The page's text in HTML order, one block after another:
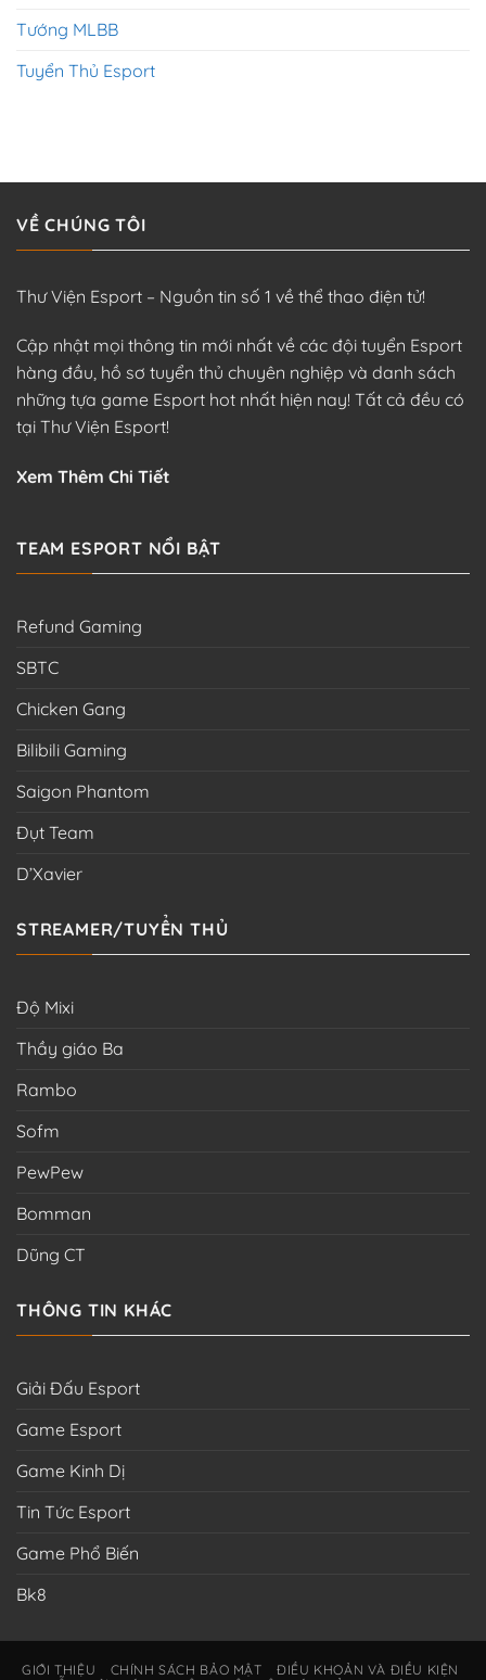
Tướng MLBB
Tuyển Thủ Esport
VỀ CHÚNG TÔI
Thư Viện Esport – Nguồn tin số 1 về thể thao điện tử!
Cập nhật mọi thông tin mới nhất về các đội tuyển Esport
hàng đầu, hồ sơ tuyển thủ chuyên nghiệp và danh sách
những tựa game Esport hot nhất hiện nay! Tất cả đều có
tại Thư Viện Esport!
Xem Thêm Chi Tiết
TEAM ESPORT NỔI BẬT
Refund Gaming
SBTC
Chicken Gang
Bilibili Gaming
Saigon Phantom
Đụt Team
D’Xavier
STREAMER/TUYỂN THỦ
Độ Mixi
Thầy giáo Ba
Rambo
Sofm
PewPew
Bomman
Dũng CT
THÔNG TIN KHÁC
Giải Đấu Esport
Game Esport
Game Kinh Dị
Tin Tức Esport
Game Phổ Biến
Bk8
GIỚI THIỆU CHÍNH SÁCH BẢO MẬT
ĐIỀU KHOẢN VÀ ĐIỀU KIỆN